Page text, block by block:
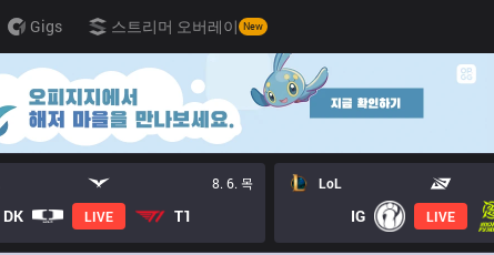
Gigs 스트리머 오버레이 New
8. 6. 목
DK LIVE T1
LoL
IG LIVE